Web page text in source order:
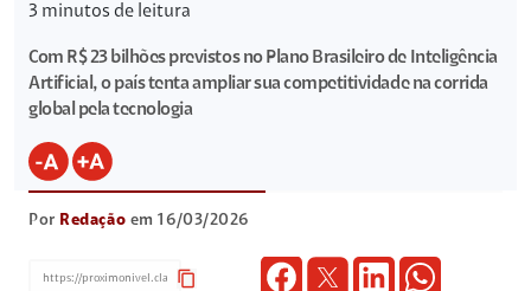
3 minutos de leitura
Com R$ 23 bilhões previstos no Plano Brasileiro de Inteligência
Artificial, o país tenta ampliar sua competitividade na corrida
global pela tecnologia
Por Redação em 16/03/2026
content_copy